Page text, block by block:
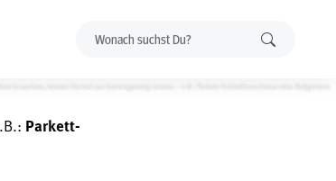
brauchen, können Sie bei uns kostengünstig mieten – z.B.: Parkett-Schleifmaschinen oder Rollgerüste.
Parkett-